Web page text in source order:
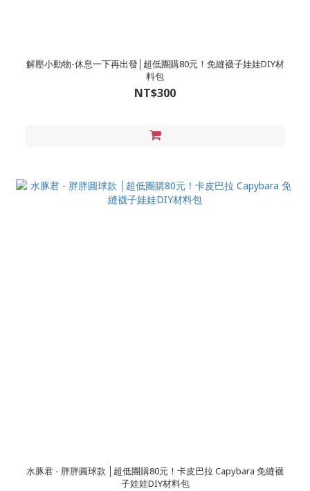
解壓小動物-休息一下再出發│超低團購80元！免縫襪子娃娃DIY材
料包
NT$300
水豚君 - 胖胖圓球款 │超低團購80元！卡皮巴拉 Capybara 免縫襪
子娃娃DIY材料包